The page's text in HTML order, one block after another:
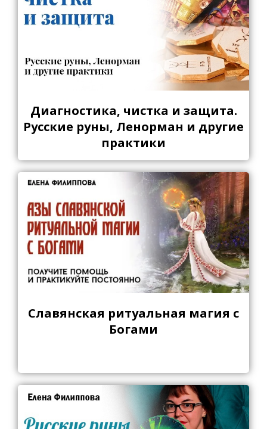
Диагностика, чистка и защита.
Русские руны, Ленорман и другие
практики
Славянская ритуальная магия с
Богами